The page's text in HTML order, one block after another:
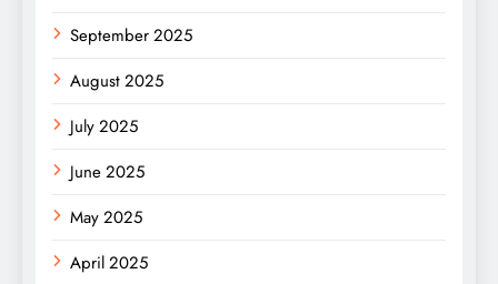
September 2025
August 2025
July 2025
June 2025
May 2025
April 2025